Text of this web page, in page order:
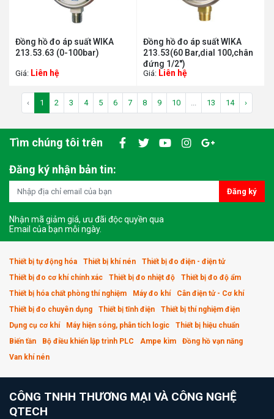
Đồng hồ đo áp suất WIKA
213.53.63 (0-100bar)
Giá: Liên hệ
Đồng hồ đo áp suất WIKA
213.53(60 Bar,dial 100,chân
đứng 1/2'')
Giá: Liên hệ
‹ 1 2 3 4 5 6 7 8 9 10 13 14 ›
Tìm chúng tôi trên
Đăng ký nhận bản tin:
Đăng ký
Nhận mã giảm giá, ưu đãi độc quyền qua
Email của bạn mỗi ngày.
Thiết bị tự động hóa Thiết bị khí nén
Thiết bị đo điện - điện tử
Thiết bị đo cơ khí chính xác
Thiết bị đo nhiệt độ
Thiết bị đo độ ẩm
Thiết bị hóa chất phòng thí nghiệm
Máy đo khí
Cân điện tử - Cơ khí
Thiết bị đo chuyên dụng
Thiết bị tĩnh điện
Thiết bị thí nghiệm điện
Dụng cụ cơ khí
Máy hiện sóng, phân tích logic
Thiết bị hiệu chuẩn
Biến tần
Bộ điều khiển lập trình PLC Ampe kìm
Đồng hồ vạn năng
Van khí nén
CÔNG TNHH THƯƠNG MẠI VÀ CÔNG NGHỆ
QTECH